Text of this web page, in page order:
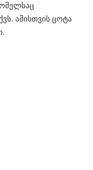
ამისთვის ცოტა